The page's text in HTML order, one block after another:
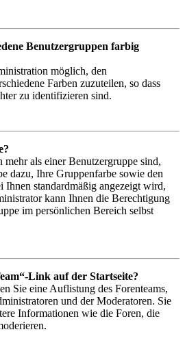
Benutzergruppen farbig
möglich, den
Farben zuzuteilen, so dass
zu identifizieren sind.
als einer Benutzergruppe sind,
dazu, Ihre Gruppenfarbe sowie den
Ihnen standardmäßig angezeigt wird,
kann Ihnen die Berechtigung
im persönlichen Bereich selbst
Link auf der Startseite?
Sie eine Auflistung des Forenteams,
und der Moderatoren. Sie
Informationen wie die Foren, die